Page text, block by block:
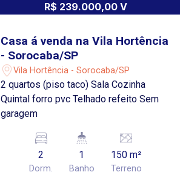
R$ 239.000,00 V
Casa á venda na Vila Hortência
- Sorocaba/SP
Vila Hortência - Sorocaba/SP
2 quartos (piso taco) Sala Cozinha
Quintal forro pvc Telhado refeito Sem
garagem
2
Dorm.
1
Banho
150 m²
Terreno